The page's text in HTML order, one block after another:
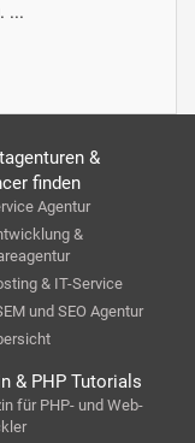
...
&
finden
Agentur
&
& IT-Service
und SEO Agentur
& PHP Tutorials
für PHP- und Web-